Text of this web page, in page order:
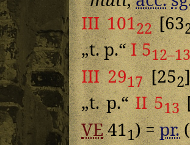
III 10122[63
„t. p.“I 512–13
III 2917[252
„t. p.“II 513
VE411) =pr.